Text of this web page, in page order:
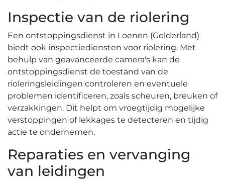
Inspectie van de riolering
Een ontstoppingsdienst in Loenen (Gelderland)
biedt ook inspectiediensten voor riolering.​ Met
behulp van geavanceerde camera's kan de
ontstoppingsdienst de toestand van de
rioleringsleidingen controleren en eventuele
problemen identificeren‚ zoals scheuren‚ breuken of
verzakkingen.​ Dit helpt om vroegtijdig mogelijke
verstoppingen of lekkages te detecteren en tijdig
actie te ondernemen.​
Reparaties en vervanging
van leidingen